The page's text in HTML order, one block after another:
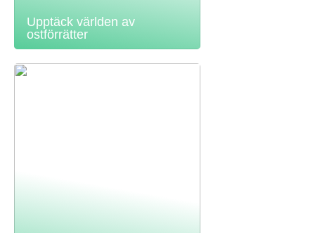
Upptäck världen av
ostförrätter